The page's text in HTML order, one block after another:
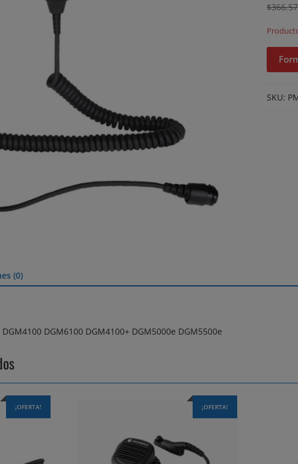
$
SKU:
(0)
DGM6100 DGM4100+ DGM5000e DGM5500e
¡OFERTA! ¡OFERTA!